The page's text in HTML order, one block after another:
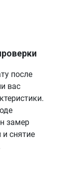
после
вас
замер
снятие